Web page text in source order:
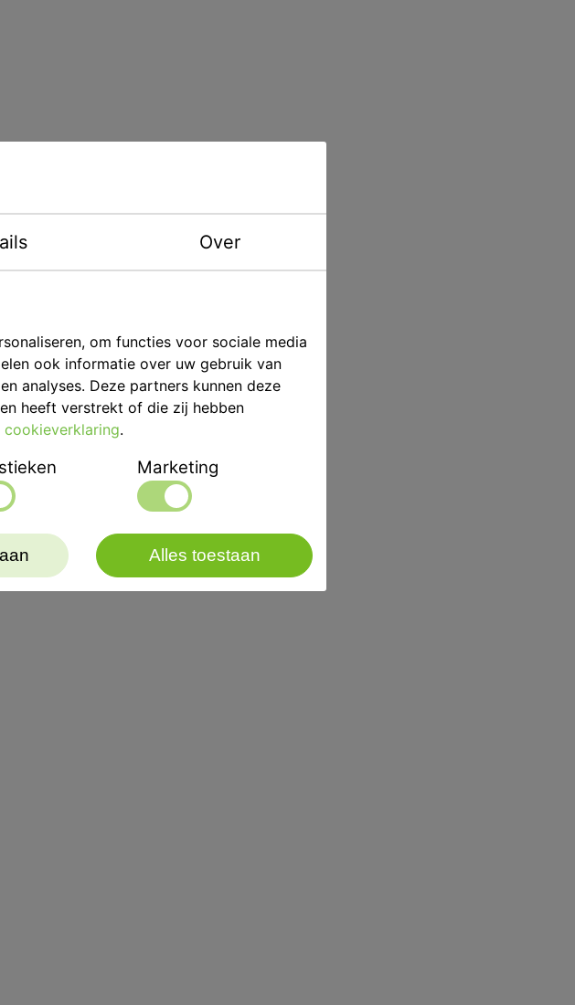
Over
om functies voor sociale media
ook informatie over uw gebruik van
analyses. Deze partners kunnen deze
heeft verstrekt of die zij hebben
cookieverklaring.
Marketing
Alles toestaan